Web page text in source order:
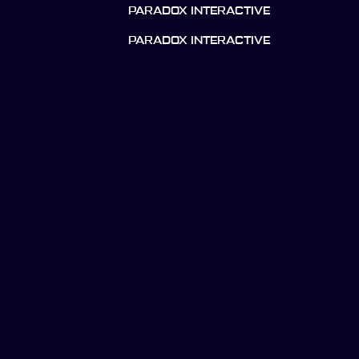
PARADOX INTERACTIVE
PARADOX INTERACTIVE